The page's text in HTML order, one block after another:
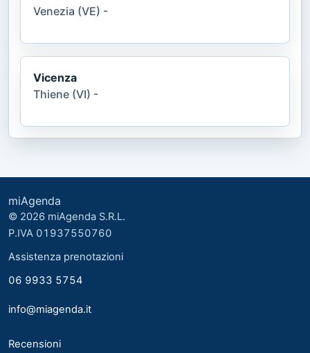
Venezia (VE) -
Vicenza
Thiene (VI) -
miAgenda
© 2026 miAgenda S.R.L.
P.IVA 01937550760
Assistenza prenotazioni
06 9933 5754
info@miagenda.it
Recensioni